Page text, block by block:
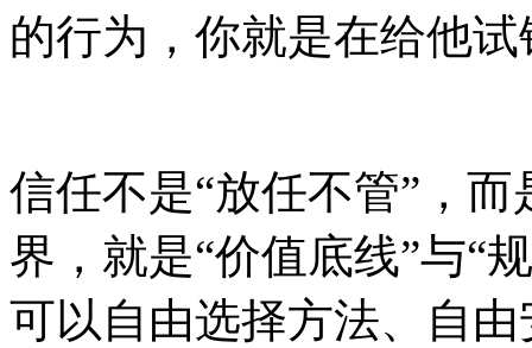
的行为，你就是在给他
信任不是“放任不管”，
界，就是“价值底线”与“
可以自由选择方法、自